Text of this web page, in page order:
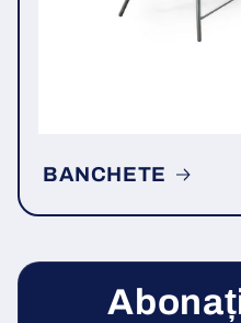
BANCHETE